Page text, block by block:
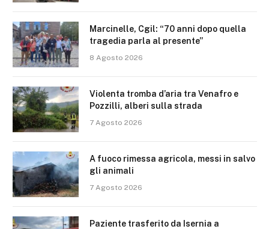
Marcinelle, Cgil: “70 anni dopo quella
tragedia parla al presente”
8 Agosto 2026
Violenta tromba d’aria tra Venafro e
Pozzilli, alberi sulla strada
7 Agosto 2026
A fuoco rimessa agricola, messi in salvo
gli animali
7 Agosto 2026
Paziente trasferito da Isernia a